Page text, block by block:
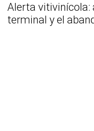
Alerta vitivinícola:
terminal y el